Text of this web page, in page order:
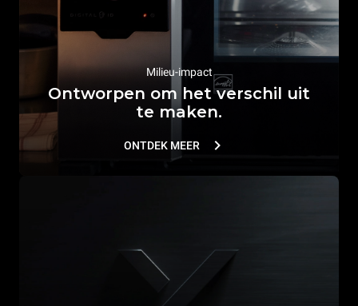
Milieu-impact
Ontworpen om het verschil uit
te maken.
ONTDEK MEER